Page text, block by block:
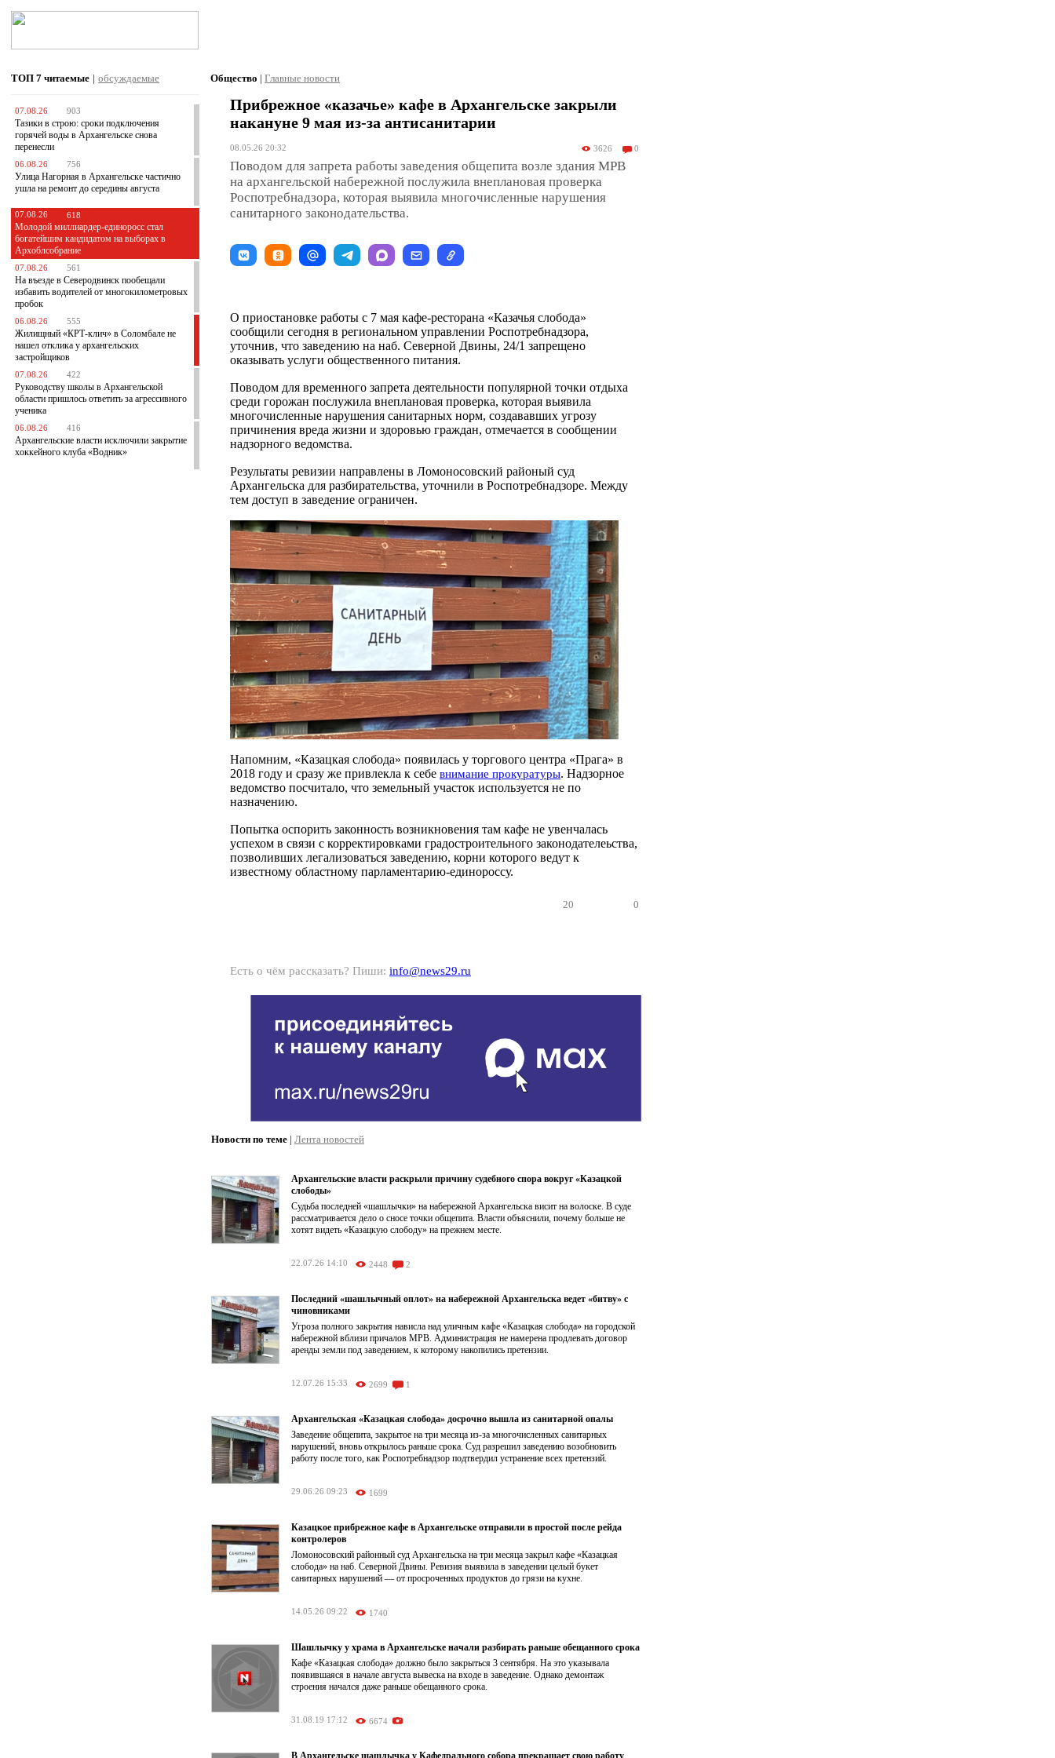
ТОП 7 читаемые | обсуждаемые
07.08.26 903
Тазики в строю: сроки подключения
горячей воды в Архангельске снова
перенесли
06.08.26 756
Улица Нагорная в Архангельске частично
ушла на ремонт до середины августа
07.08.26 618
Молодой миллиардер-единоросс стал
богатейшим кандидатом на выборах в
Архоблсобрание
07.08.26 561
На въезде в Северодвинск пообещали
избавить водителей от многокилометровых
пробок
06.08.26 555
Жилищный «КРТ-клич» в Соломбале не
нашел отклика у архангельских
застройщиков
07.08.26 422
Руководству школы в Архангельской
области пришлось ответить за агрессивного
ученика
06.08.26 416
Архангельские власти исключили закрытие
хоккейного клуба «Водник»
Общество | Главные новости
Прибрежное «казачье» кафе в Архангельске закрыли
накануне 9 мая из-за антисанитарии
08.05.26 20:32 3626 0
Поводом для запрета работы заведения общепита возле здания МРВ
на архангельской набережной послужила внеплановая проверка
Роспотребнадзора, которая выявила многочисленные нарушения
санитарного законодательства.
О приостановке работы с 7 мая кафе-ресторана «Казачья слобода»
сообщили сегодня в региональном управлении Роспотребнадзора,
уточнив, что заведению на наб. Северной Двины, 24/1 запрещено
оказывать услуги общественного питания.
Поводом для временного запрета деятельности популярной точки отдыха
среди горожан послужила внеплановая проверка, которая выявила
многочисленные нарушения санитарных норм, создававших угрозу
причинения вреда жизни и здоровью граждан, отмечается в сообщении
надзорного ведомства.
Результаты ревизии направлены в Ломоносовский районый суд
Архангельска для разбирательства, уточнили в Роспотребнадзоре. Между
тем доступ в заведение ограничен.
Напомним, «Казацкая слобода» появилась у торгового центра «Прага» в
2018 году и сразу же привлекла к себе внимание прокуратуры. Надзорное
ведомство посчитало, что земельный участок используется не по
назначению.
Попытка оспорить законность возникновения там кафе не увенчалась
успехом в связи с корректировками градостроительного законодателеьства,
позволивших легализоваться заведению, корни которого ведут к
известному областному парламентарию-единороссу.
20 0
Есть о чём рассказать? Пиши: info@news29.ru
Новости по теме | Лента новостей
Архангельские власти раскрыли причину судебного спора вокруг «Казацкой
слободы»
Судьба последней «шашлычки» на набережной Архангельска висит на волоске. В суде
рассматривается дело о сносе точки общепита. Власти объяснили, почему больше не
хотят видеть «Казацкую слободу» на прежнем месте.
22.07.26 14:10 2448 2
Последний «шашлычный оплот» на набережной Архангельска ведет «битву» с
чиновниками
Угроза полного закрытия нависла над уличным кафе «Казацкая слобода» на городской
набережной вблизи причалов МРВ. Администрация не намерена продлевать договор
аренды земли под заведением, к которому накопились претензии.
12.07.26 15:33 2699 1
Архангельская «Казацкая слобода» досрочно вышла из санитарной опалы
Заведение общепита, закрытое на три месяца из-за многочисленных санитарных
нарушений, вновь открылось раньше срока. Суд разрешил заведению возобновить
работу после того, как Роспотребнадзор подтвердил устранение всех претензий.
29.06.26 09:23 1699
Казацкое прибрежное кафе в Архангельске отправили в простой после рейда
контролеров
Ломоносовский районный суд Архангельска на три месяца закрыл кафе «Казацкая
слобода» на наб. Северной Двины. Ревизия выявила в заведении целый букет
санитарных нарушений — от просроченных продуктов до грязи на кухне.
14.05.26 09:22 1740
Шашлычку у храма в Архангельске начали разбирать раньше обещанного срока
Кафе «Казацкая слобода» должно было закрыться 3 сентября. На это указывала
появившаяся в начале августа вывеска на входе в заведение. Однако демонтаж
строения начался даже раньше обещанного срока.
31.08.19 17:12 6674
В Архангельске шашлычка у Кафедрального собора прекращает свою работу